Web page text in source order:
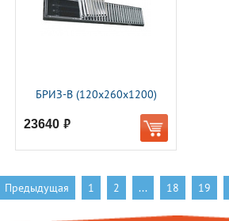
БРИЗ-В (120х260х1200)
23640 руб.
Предыдущая 1 2 ... 18 19